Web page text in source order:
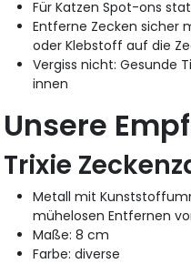
Für Katzen Spot-ons
Entferne Zecken sicher
oder Klebstoff auf die
Vergiss nicht: Gesunde
innen
Unsere
Trixie
Metall mit
mühelosen Entfernen
Maße: 8 cm
Farbe: diverse